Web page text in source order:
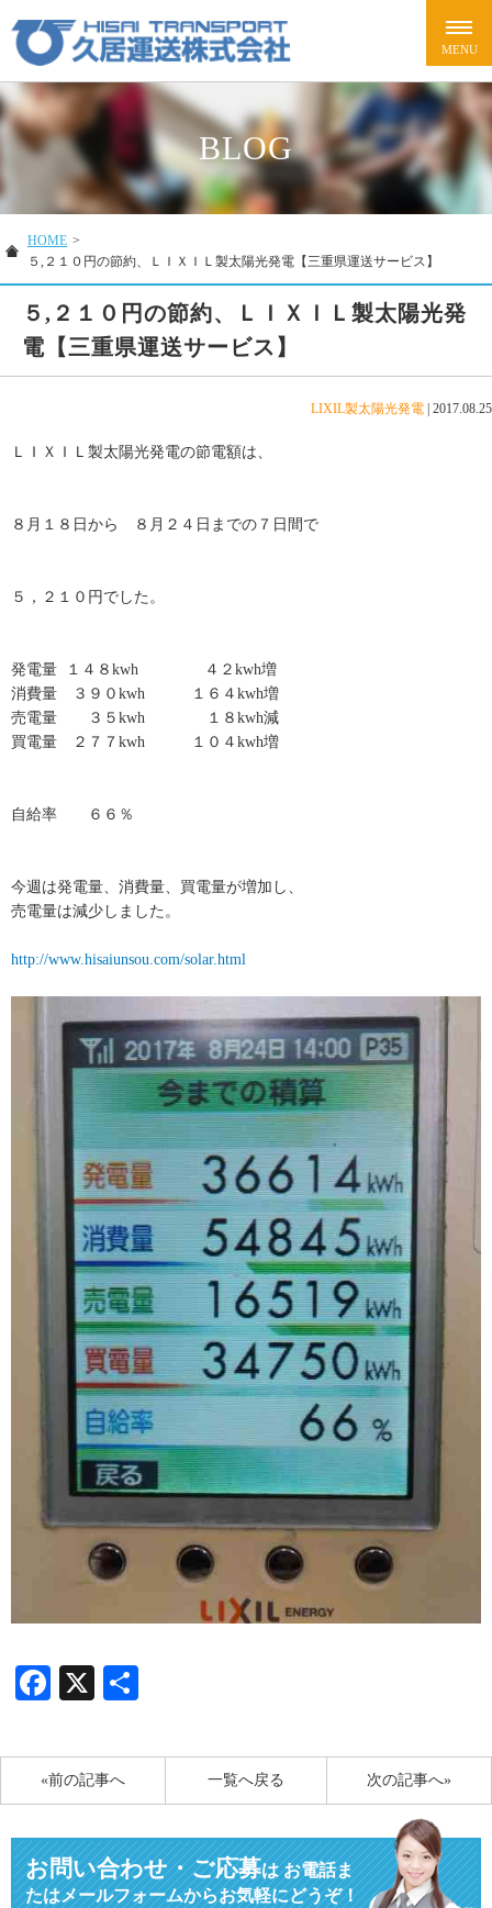
BLOG
HOME >
５,２１０円の節約、ＬＩＸＩＬ製太陽光発電【三重県運送サービス】
５,２１０円の節約、ＬＩＸＩＬ製太陽光発
電【三重県運送サービス】
LIXIL製太陽光発電 2017.08.25
ＬＩＸＩＬ製太陽光発電の節電額は、
８月１８日から ８月２４日までの７日間で
５，２１０円でした。
発電量 １４８kwh ４２kwh増
消費量 ３９０kwh １６４kwh増
売電量 ３５kwh １８kwh減
買電量 ２７７kwh １０４kwh増
自給率 ６６％
今週は発電量、消費量、買電量が増加し、
売電量は減少しました。
http://www.hisaiunsou.com/solar.html
Facebook
X
«前の記事へ 次の記事へ»
一覧へ戻る
お問い合わせ・ご応募はお電話ま
たはメールフォームからお気軽にどうぞ！